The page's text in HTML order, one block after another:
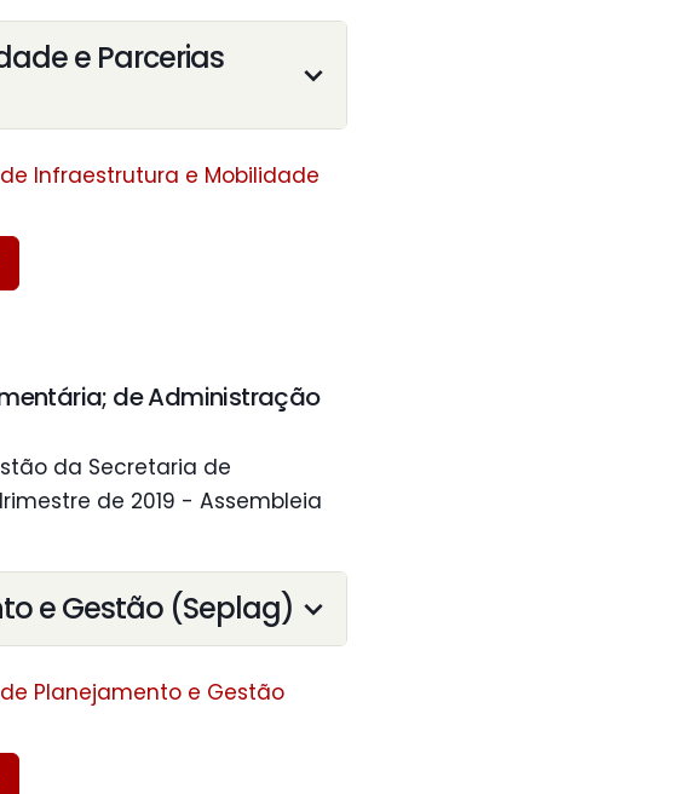
e Parcerias
Infraestrutura e Mobilidade
de Administração
da Secretaria de
de 2019 - Assembleia
e Gestão (Seplag)
Planejamento e Gestão